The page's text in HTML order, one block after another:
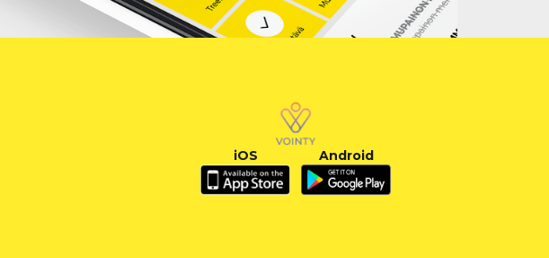
iOS Android